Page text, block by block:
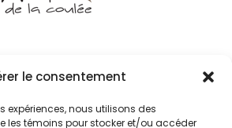
le consentement
expériences, nous utilisons des
les témoins pour stocker et/ou accéder
© 2021